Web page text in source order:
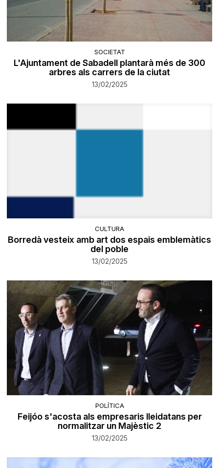
SOCIETAT
L'Ajuntament de Sabadell plantarà més de 300
arbres als carrers de la ciutat
13/02/2025
CULTURA
Borredà vesteix amb art dos espais emblemàtics
del poble
13/02/2025
POLÍTICA
Feijóo s'acosta als empresaris lleidatans per
normalitzar un Majèstic 2
13/02/2025